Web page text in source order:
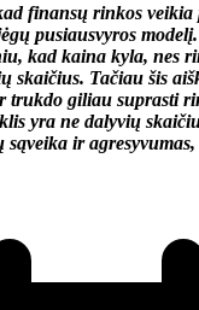
finansų rinkos veikia
pusiausvyros
kad kaina kyla, nes
skaičius. Tačiau šis
trukdo giliau suprasti
yra ne dalyvių
ir